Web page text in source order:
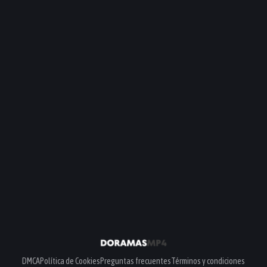
DMCAPolítica de CookiesPreguntas frecuentesTérminos y condiciones